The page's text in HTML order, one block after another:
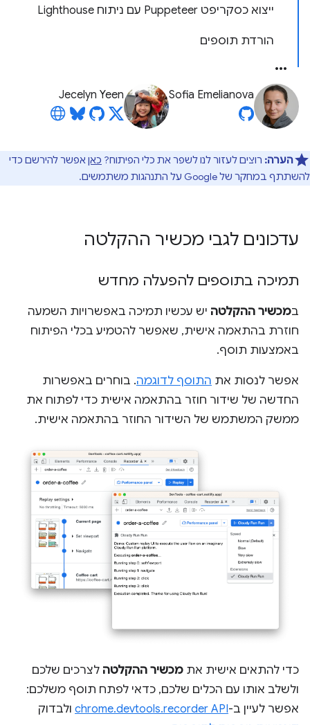
ייצוא כסקריפט Puppeteer עם ניתוח Lighthouse
הורדת תוספים
Sofia Emelianova
Jecelyn Yeen
הערה: רוצים לעזור לנו לשפר את כלי הפיתוח? כאןאפשר להירשם כדי
להשתתף במחקר של Google על התנהגות משתמשים.
עדכונים לגבי מכשיר ההקלטה
תמיכה בתוספים להפעלה מחדש
במכשיר ההקלטה יש עכשיו תמיכה באפשרויות השמעה
חוזרת בהתאמה אישית, שאפשר להטמיע בכלי הפיתוח
באמצעות תוסף.
אפשר לנסות את התוסף לדוגמה. בוחרים באפשרות
החדשה של שידור חוזר בהתאמה אישית כדי לפתוח את
ממשק המשתמש של השידור החוזר בהתאמה אישית.
כדי להתאים אישית את מכשיר ההקלטה לצרכים שלכם
ולשלב אותו עם הכלים שלכם, כדאי לפתח תוסף משלכם:
אפשר לעיין ב-chrome.devtools.recorder API ולבדוק